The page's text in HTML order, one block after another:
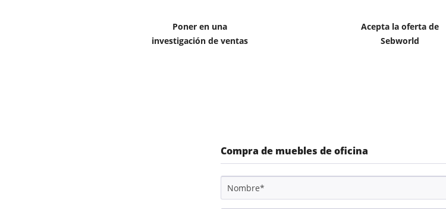
Compra de muebles de oficina
Poner en una
investigación de ventas
Acepta la oferta de
Sebworld